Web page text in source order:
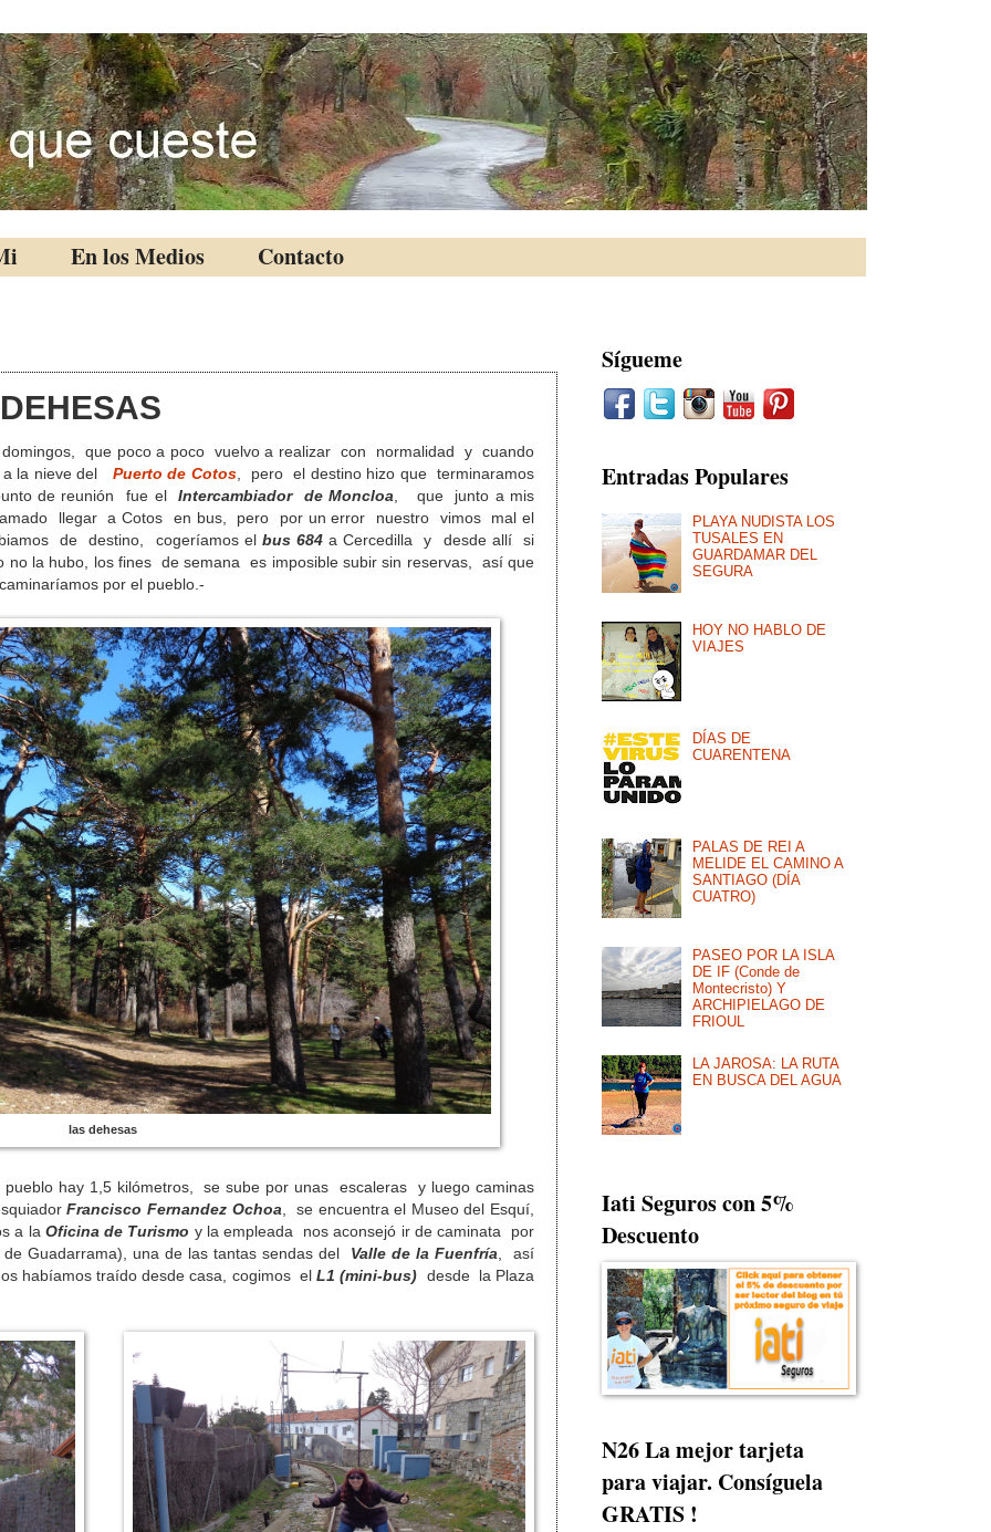
En los Medios Contacto
que poco a poco vuelvo a realizar con normalidad y cuando
a la nieve del Puerto de Cotos , pero el destino hizo que terminaramos
de reunión fue elIntercambiador de Moncloa , que junto a mis
llegar a Cotos en bus, pero por un error nuestro vimos mal el
de destino, cogeríamos el bus 684a Cercedilla y desde allí si
no la hubo, los fines de semana es imposible subir sin reservas, así que
por el pueblo.-
las dehesas
pueblo hay 1,5 kilómetros, se sube por unas escaleras y luego caminas
Francisco Fernandez Ochoa , se encuentra el Museo del Esquí,
a la Oficina de Turismo y la empleada nos aconsejó ir de caminata por
Guadarrama), una de las tantas sendas del
Valle de la Fuenfría , así
habíamos traído desde casa, cogimos elL1 (mini-bus) desde la Plaza
Sígueme
Entradas Populares
PLAYA NUDISTA LOS
TUSALES EN
GUARDAMAR DEL
SEGURA
HOY NO HABLO DE
VIAJES
DÍAS DE
CUARENTENA
PALAS DE REI A
MELIDE EL CAMINO A
SANTIAGO (DÍA
CUATRO)
PASEO POR LA ISLA
DE IF (Conde de
Montecristo) Y
ARCHIPIELAGO DE
FRIOUL
LA JAROSA: LA RUTA
EN BUSCA DEL AGUA
Iati Seguros con 5%
Descuento
N26 La mejor tarjeta
para viajar. Consíguela
GRATIS !